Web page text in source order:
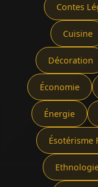
Contes
Cuisine
Décoration
Économie
Énergie
Ésotérisme